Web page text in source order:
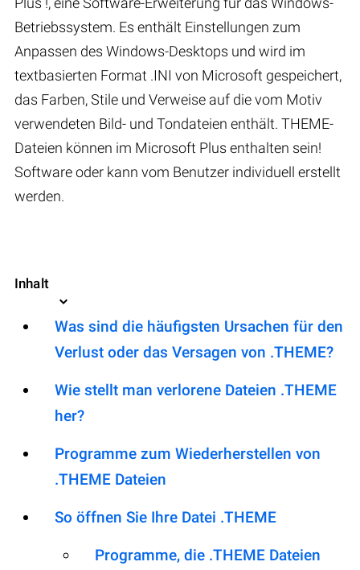
Betriebssystem. Es enthält Einstellungen zum
Anpassen des Windows-Desktops und wird im
textbasierten Format .INI von Microsoft gespeichert,
das Farben, Stile und Verweise auf die vom Motiv
verwendeten Bild- und Tondateien enthält. THEME-
Dateien können im Microsoft Plus enthalten sein!
Software oder kann vom Benutzer individuell erstellt
werden.
Inhalt
Was sind die häufigsten Ursachen für den
Verlust oder das Versagen von .THEME?
Wie stellt man verlorene Dateien .THEME
her?
Programme zum Wiederherstellen von
.THEME Dateien
So öffnen Sie Ihre Datei .THEME
Programme, die .THEME Dateien